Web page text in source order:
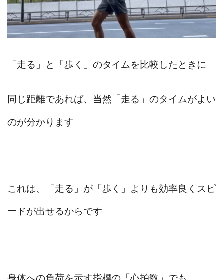
「走る」と「歩く」のタイムを比較したときに
同じ距離であれば、当然「走る」のタイムがよい
のが分かります
これは、「走る」が「歩く」よりも効率良くスピ
ードが出せるからです